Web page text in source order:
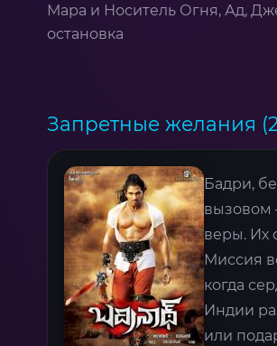
Мара и Носитель Огня, Ад,
остановка
Запретные желания
Бадри,
вызовом
веры. Их
Миссия
когда
Индии
или